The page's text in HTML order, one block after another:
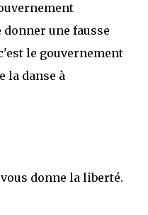
une fausse
le gouvernement
la danse à
donne la liberté.